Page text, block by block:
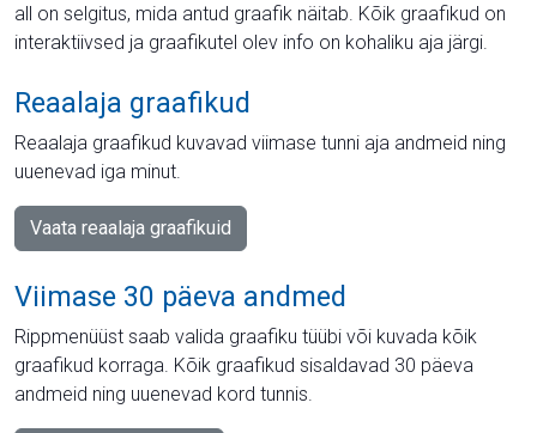
all on selgitus, mida antud graafik näitab. Kõik graafikud on
interaktiivsed ja graafikutel olev info on kohaliku aja järgi.
Reaalaja graafikud
Reaalaja graafikud kuvavad viimase tunni aja andmeid ning
uuenevad iga minut.
Vaata reaalaja graafikuid
Viimase 30 päeva andmed
Rippmenüüst saab valida graafiku tüübi või kuvada kõik
graafikud korraga. Kõik graafikud sisaldavad 30 päeva
andmeid ning uuenevad kord tunnis.